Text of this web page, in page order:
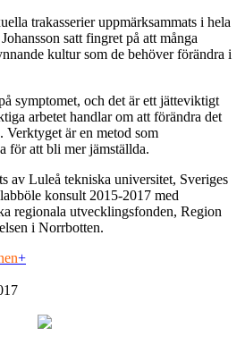
trakasserier uppmärksammats i hela
satt fingret på att många
kultur som de behöver förändra i
symptomet, och det är ett jätteviktigt
arbetet handlar om att förändra det
Verktyget är en metod som
för att bli mer jämställda.
av Luleå tekniska universitet, Sveriges
konsult 2015-2017 med
regionala utvecklingsfonden, Region
i Norrbotten.
+